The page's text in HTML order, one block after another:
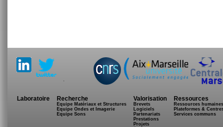
.
Laboratoire Recherche
Equipe Matériaux et Structures
Equipe Ondes et Imagerie
Equipe Sons
Valorisation
Brevets
Logiciels
Partenariats
Prestations
Projets
Ressources
Ressources humaines
Plateformes &
Services communs